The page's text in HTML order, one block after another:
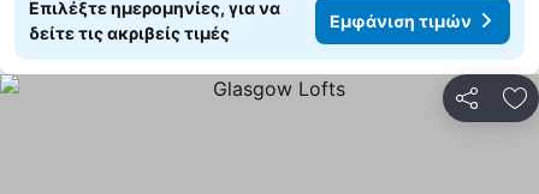
Επιλέξτε ημερομηνίες, για να
δείτε τις ακριβείς τιμές
Εμφάνιση τιμών